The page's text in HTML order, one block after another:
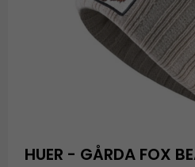
HUER - GÅRDA FOX